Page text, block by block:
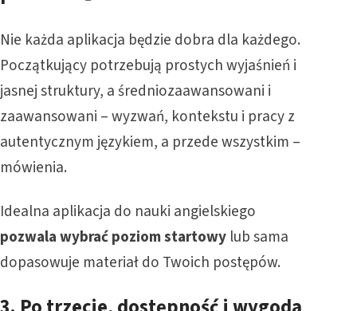
Nie każda aplikacja będzie dobra dla każdego.
Początkujący potrzebują prostych wyjaśnień i
jasnej struktury, a średniozaawansowani i
zaawansowani – wyzwań, kontekstu i pracy z
autentycznym językiem, a przede wszystkim –
mówienia.
Idealna aplikacja do nauki angielskiego
pozwala wybrać poziom startowy lub sama
dopasowuje materiał do Twoich postępów.